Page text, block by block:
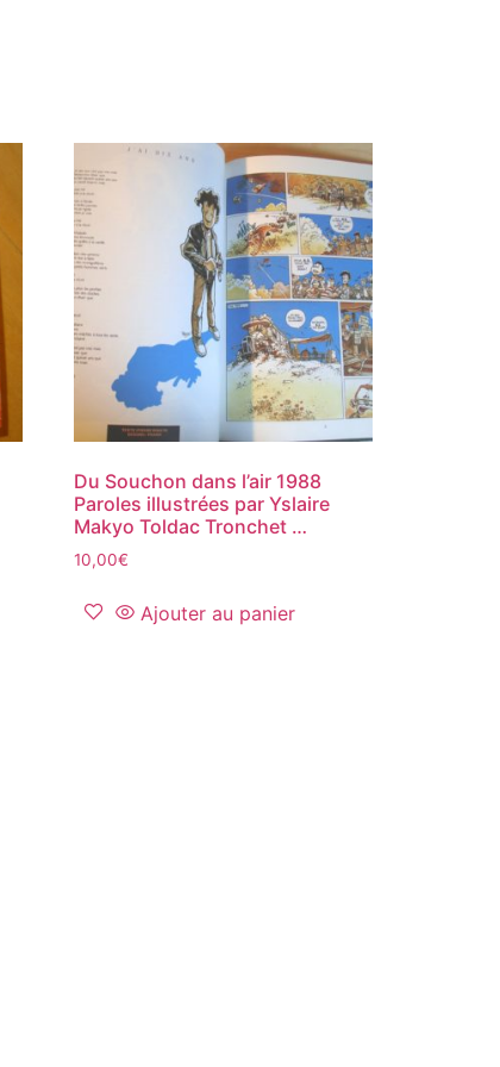
Du Souchon dans l’air 1988
Paroles illustrées par Yslaire
Makyo Toldac Tronchet …
10,00€
Ajouter au panier